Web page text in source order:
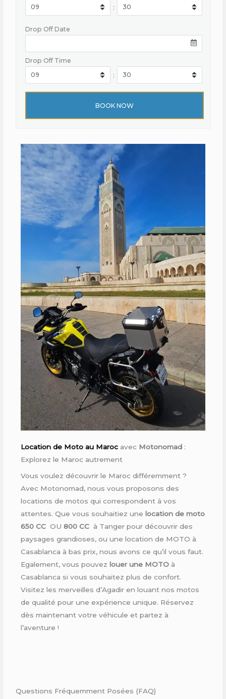
:
Drop Off Date
Drop Off Time
:
Location de Moto au Maroc avec Motonomad :
Explorez le Maroc autrement
Vous voulez découvrir le Maroc différemment ?
Avec Motonomad, nous vous proposons des
locations de motos qui correspondent à vos
attentes. Que vous souhaitiez une location de moto
650 CC OU800 CC à Tanger pour découvrir des
paysages grandioses, ou une location de MOTO à
Casablanca à bas prix, nous avons ce qu’il vous faut.
Egalement, vous pouvez louer une MOTO à
Casablanca si vous souhaitez plus de confort.
Visitez les merveilles d’Agadir en louant nos motos
de qualité pour une expérience unique. Réservez
dès maintenant votre véhicule et partez à
l’aventure !
Questions Fréquemment Posées (FAQ)